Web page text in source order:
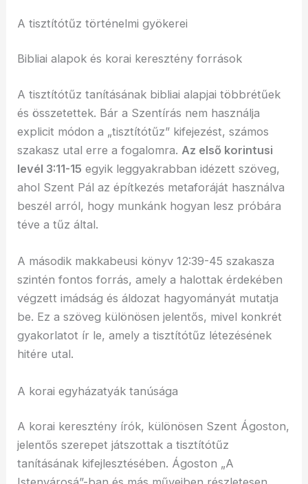
A tisztítótűz történelmi gyökerei
Bibliai alapok és korai keresztény források
A tisztítótűz tanításának bibliai alapjai többrétűek
és összetettek. Bár a Szentírás nem használja
explicit módon a „tisztítótűz” kifejezést, számos
szakasz utal erre a fogalomra.Az első korintusi
levél 3:11-15 egyik leggyakrabban idézett szöveg,
ahol Szent Pál az építkezés metaforáját használva
beszél arról, hogy munkánk hogyan lesz próbára
téve a tűz által.
A második makkabeusi könyv 12:39-45 szakasza
szintén fontos forrás, amely a halottak érdekében
végzett imádság és áldozat hagyományát mutatja
be. Ez a szöveg különösen jelentős, mivel konkrét
gyakorlatot ír le, amely a tisztítótűz létezésének
hitére utal.
A korai egyházatyák tanúsága
A korai keresztény írók, különösen Szent Ágoston,
jelentős szerepet játszottak a tisztítótűz
tanításának kifejlesztésében. Ágoston „A